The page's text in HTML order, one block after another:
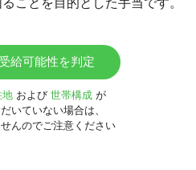
ことを目的とした手当です。
給可能性を判定
地 および 世帯構成 が
いていない場合は、
んのでご注意ください